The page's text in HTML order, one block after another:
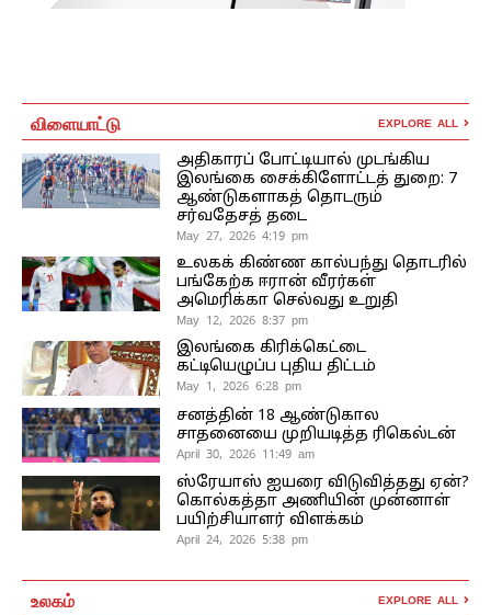
விளையாட்டு EXPLORE ALL
அதிகாரப் போட்டியால் முடங்கிய
இலங்கை சைக்கிளோட்டத் துறை: 7
ஆண்டுகளாகத் தொடரும்
சர்வதேசத் தடை
May 27, 2026 4:19 pm
உலகக் கிண்ண கால்பந்து தொடரில்
பங்கேற்க ஈரான் வீரர்கள்
அமெரிக்கா செல்வது உறுதி
May 12, 2026 8:37 pm
இலங்கை கிரிக்கெட்டை
கட்டியெழுப்ப புதிய திட்டம்
May 1, 2026 6:28 pm
சனத்தின் 18 ஆண்டுகால
சாதனையை முறியடித்த ரிகெல்டன்
April 30, 2026 11:49 am
ஸ்ரேயாஸ் ஐயரை விடுவித்தது ஏன்?
கொல்கத்தா அணியின் முன்னாள்
பயிற்சியாளர் விளக்கம்
April 24, 2026 5:38 pm
உலகம் EXPLORE ALL